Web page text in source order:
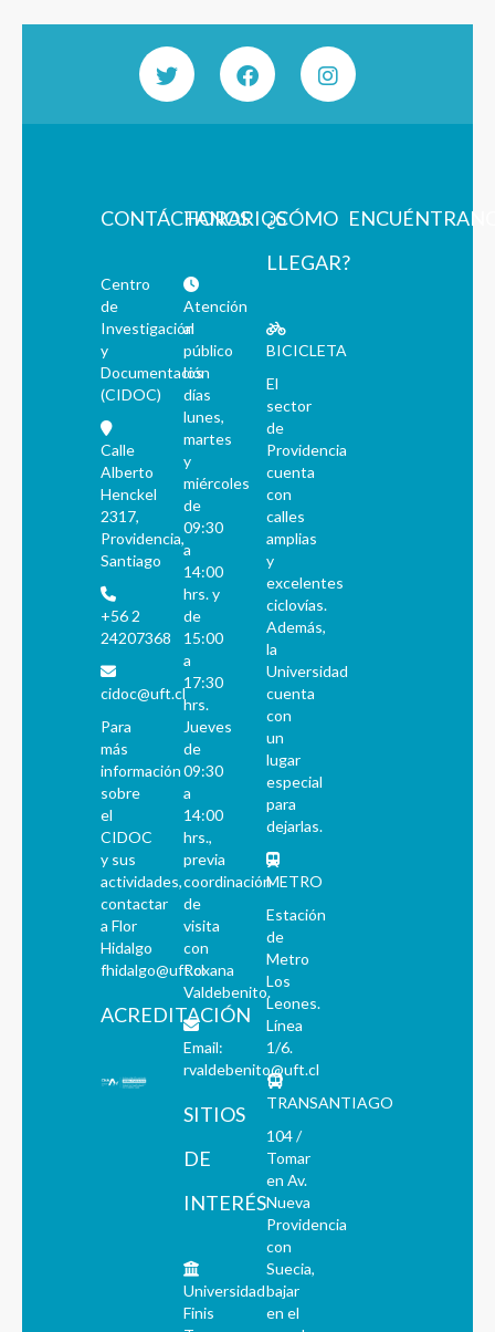
CONTÁCTANOS
Centro
de
Investigación
y
Documentación
(CIDOC)
Calle
Alberto
Henckel
2317,
Providencia,
Santiago
+56 2
24207368
cidoc@uft.cl
Para
más
información
sobre
el
CIDOC
y sus
actividades,
contactar
a Flor
Hidalgo
fhidalgo@uft.cl
ACREDITACIÓN
HORARIOS
Atención
al
público
los
días
lunes,
martes
y
miércoles
de
09:30
a
14:00
hrs. y
de
15:00
a
17:30
hrs.
Jueves
de
09:30
a
14:00
hrs.,
previa
coordinación
de
visita
con
Roxana
Valdebenito.
Email:
rvaldebenito@uft.cl
SITIOS
DE
INTERÉS
Universidad
Finis
¿CÓMO
LLEGAR?
BICICLETA
El
sector
de
Providencia
cuenta
con
calles
amplias
y
excelentes
ciclovías.
Además,
la
Universidad
cuenta
con
un
lugar
especial
para
dejarlas.
METRO
Estación
de
Metro
Los
Leones.
Línea
1/6.
TRANSANTIAGO
104 /
Tomar
en Av.
Nueva
Providencia
con
Suecia,
bajar
en el